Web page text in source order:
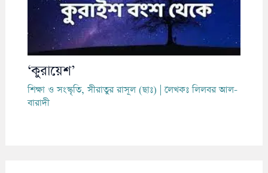
‘কুরায়েশ’
শিক্ষা ও সংস্কৃতি,সীরাতুর রাসূল (ছাঃ) | লেখকঃলিলবর আল-
বারাদী